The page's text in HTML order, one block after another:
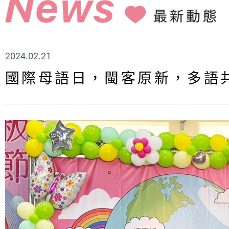
2024.02.21
國際母語日，閩客原新，多語